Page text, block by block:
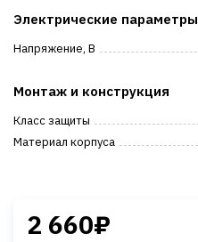
Электрические параметры
Напряжение, В
Монтаж и конструкция
Класс защиты
Материал корпуса
2 660₽